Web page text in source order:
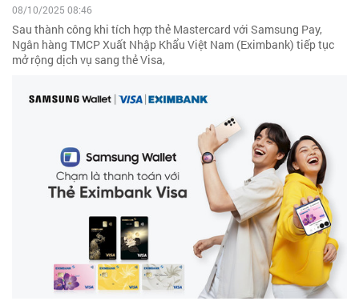
08/10/2025 08:46
Sau thành công khi tích hợp thẻ Mastercard với Samsung Pay,
Ngân hàng TMCP Xuất Nhập Khẩu Việt Nam (Eximbank) tiếp tục
mở rộng dịch vụ sang thẻ Visa,